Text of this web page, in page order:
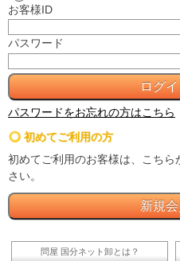
お客様ID
パスワード
パスワードをお忘れの方はこちら
初めてご利用の方
初めてご利用のお客様は、こち
さい。
問屋 国分ネット卸とは？